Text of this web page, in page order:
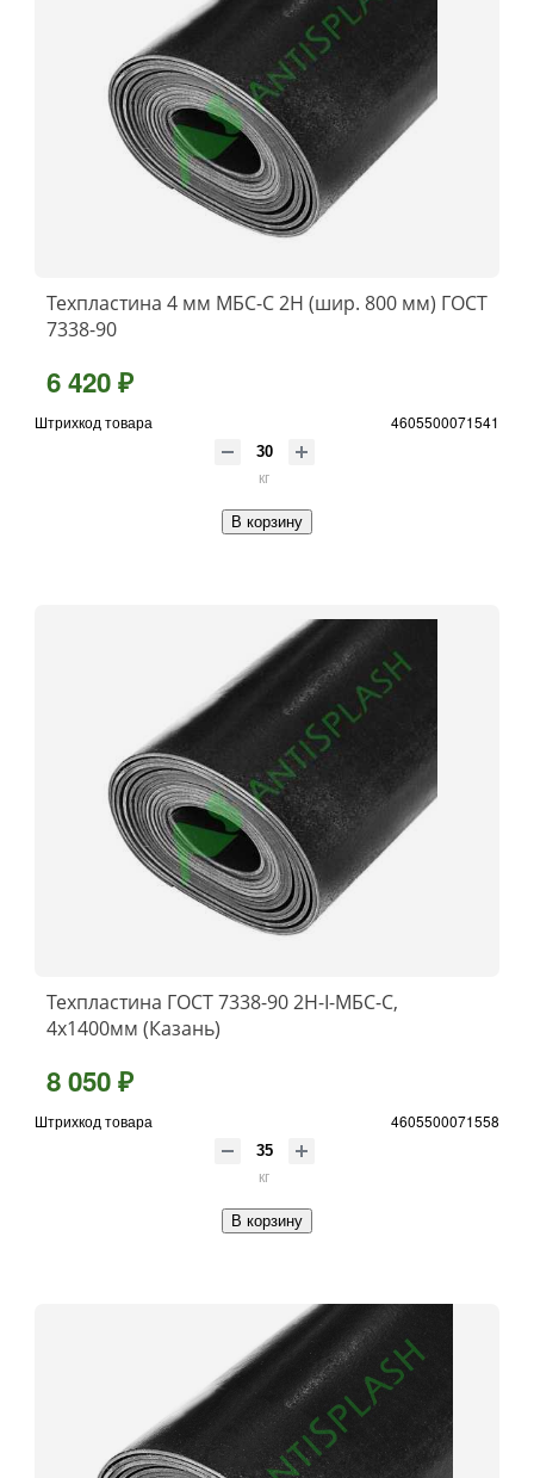
Техпластина 4 мм МБС-С 2Н (шир. 800 мм) ГОСТ
7338-90
6 420 ₽
Штрихкод товара 4605500071541
кг
В корзину
Техпластина ГОСТ 7338-90 2Н-I-МБС-С,
4x1400мм (Казань)
8 050 ₽
Штрихкод товара 4605500071558
кг
В корзину